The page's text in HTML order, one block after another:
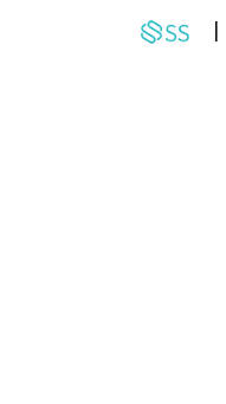
|